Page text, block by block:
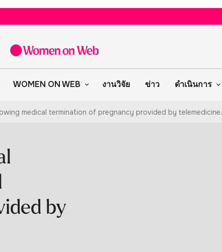
WOMEN ON WEB งานวิจัย ข่าว ดำเนินการ
medical termination of pregnancy provided by telemedicine.
by